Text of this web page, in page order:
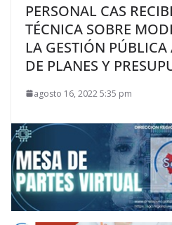
PERSONAL CAS
TÉCNICA SOBRE
LA GESTIÓN
DE PLANES Y
agosto 16, 2022 5:35 pm